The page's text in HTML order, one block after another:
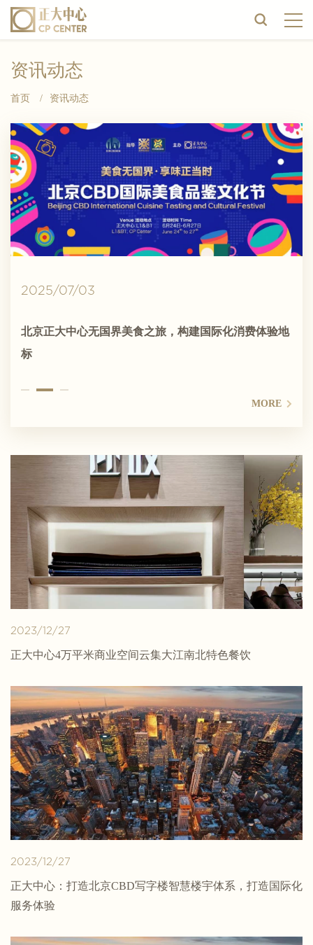
资讯动态
首页 / 资讯动态
2025/07/08
朝阳区与阿布扎比港口集团共商合作新机遇
2025/07/03
北京正大中心无国界美食之旅，构建国际化消费体验地
标
MORE
2025/05/15
2025泰国宋干节暨中泰经贸文化交流活动在正大中心圆
满落幕
MORE
2023/12/27
正大中心4万平米商业空间云集大江南北特色餐饮
2023/12/27
正大中心：打造北京CBD写字楼智慧楼宇体系，打造国际化
服务体验